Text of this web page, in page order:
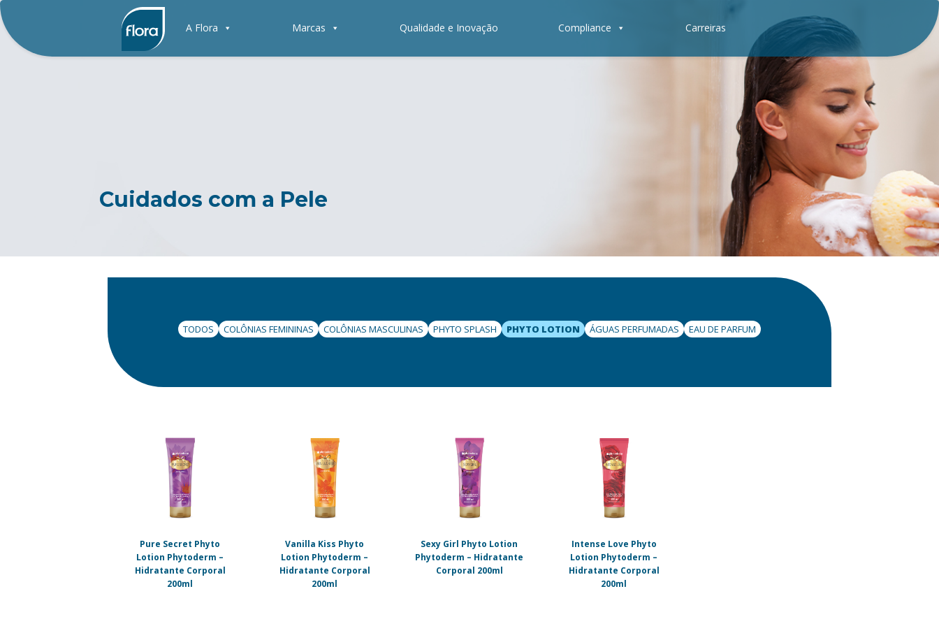
A Flora Marcas Qualidade e Inovação Compliance Carreiras
Cuidados com a Pele
TODOS COLÔNIAS FEMININAS COLÔNIAS MASCULINAS PHYTO SPLASH PHYTO LOTION ÁGUAS PERFUMADAS EAU DE PARFUM
Pure Secret Phyto
Lotion Phytoderm –
Hidratante Corporal
200ml
Vanilla Kiss Phyto
Lotion Phytoderm –
Hidratante Corporal
200ml
Sexy Girl Phyto Lotion
Phytoderm – Hidratante
Corporal 200ml
Intense Love Phyto
Lotion Phytoderm –
Hidratante Corporal
200ml